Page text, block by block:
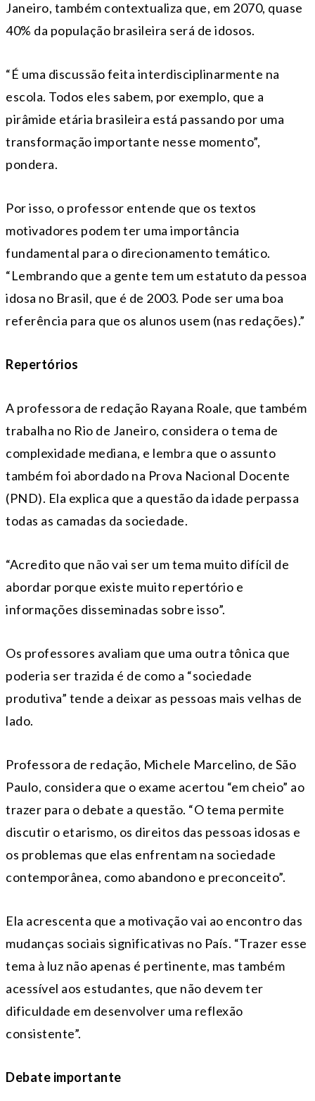
Janeiro, também contextualiza que, em 2070, quase
40% da população brasileira será de idosos.
“É uma discussão feita interdisciplinarmente na
escola. Todos eles sabem, por exemplo, que a
pirâmide etária brasileira está passando por uma
transformação importante nesse momento”,
pondera.
Por isso, o professor entende que os textos
motivadores podem ter uma importância
fundamental para o direcionamento temático.
“Lembrando que a gente tem um estatuto da pessoa
idosa no Brasil, que é de 2003. Pode ser uma boa
referência para que os alunos usem (nas redações).”
Repertórios
A professora de redação Rayana Roale, que também
trabalha no Rio de Janeiro, considera o tema de
complexidade mediana, e lembra que o assunto
também foi abordado na Prova Nacional Docente
(PND). Ela explica que a questão da idade perpassa
todas as camadas da sociedade.
“Acredito que não vai ser um tema muito difícil de
abordar porque existe muito repertório e
informações disseminadas sobre isso”.
Os professores avaliam que uma outra tônica que
poderia ser trazida é de como a “sociedade
produtiva” tende a deixar as pessoas mais velhas de
lado.
Professora de redação, Michele Marcelino, de São
Paulo, considera que o exame acertou “em cheio” ao
trazer para o debate a questão. “O tema permite
discutir o etarismo, os direitos das pessoas idosas e
os problemas que elas enfrentam na sociedade
contemporânea, como abandono e preconceito”.
Ela acrescenta que a motivação vai ao encontro das
mudanças sociais significativas no País. “Trazer esse
tema à luz não apenas é pertinente, mas também
acessível aos estudantes, que não devem ter
dificuldade em desenvolver uma reflexão
consistente”.
Debate importante